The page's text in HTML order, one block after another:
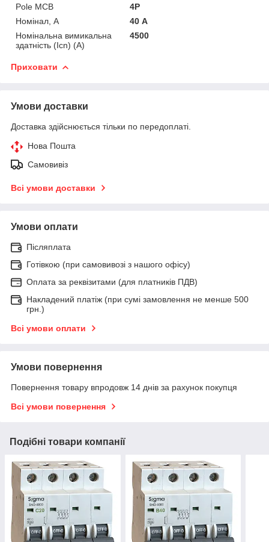
Pole MCB
4P
Номінал, А
40 А
Номінальна вимикальна
здатність (Icn) (А)
4500
Приховати
Умови доставки
Доставка здійснюється тільки по передоплаті.
Нова Пошта
Самовивіз
Всі умови доставки
Умови оплати
Післяплата
Готівкою (при самовивозі з нашого офісу)
Оплата за реквізитами (для платників ПДВ)
Накладений платіж (при сумі замовлення не менше 500
грн.)
Всі умови оплати
Умови повернення
Повернення товару впродовж 14 днів за рахунок покупця
Всі умови повернення
Подібні товари компанії